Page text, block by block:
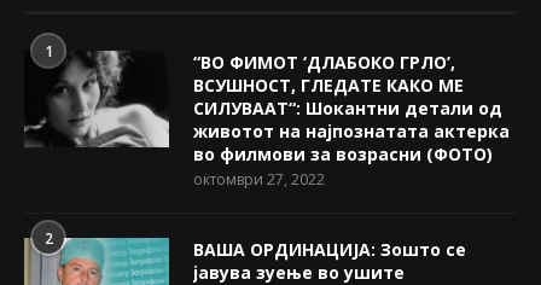
1
“ВО ФИМОТ ‘ДЛАБОКО ГРЛО’,
ВСУШНОСТ, ГЛЕДАТЕ КАКО МЕ
СИЛУВААТ“: Шокантни детали од
животот на најпознатата актерка
во филмови за возрасни (ФОТО)
октомври 27, 2022
2
ВАША ОРДИНАЦИЈА: Зошто се
јавува зуење во ушите